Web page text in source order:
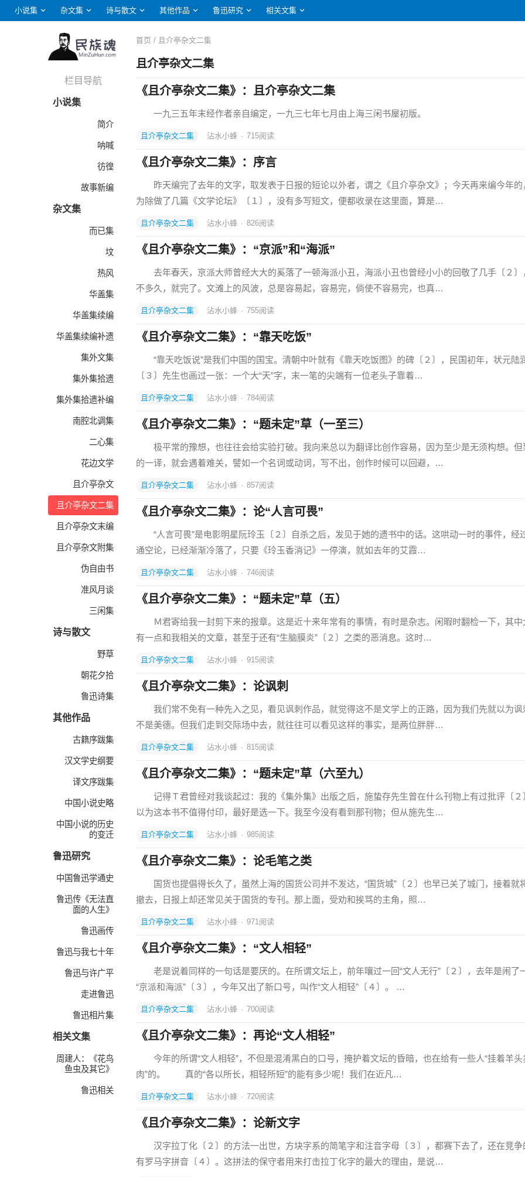
小说集 杂文集 诗与散文 其他作品 鲁迅研究 相关文集
栏目导航
小说集
简介
呐喊
彷徨
故事新编
杂文集
而已集
坟
热风
华盖集
华盖集续编
华盖集续编补遗
集外文集
集外集拾遗
集外集拾遗补编
南腔北调集
二心集
花边文学
且介亭杂文
且介亭杂文二集
且介亭杂文末编
且介亭杂文附集
伪自由书
准风月谈
三闲集
诗与散文
野草
朝花夕拾
鲁迅诗集
其他作品
古籍序跋集
汉文学史纲要
译文序跋集
中国小说史略
中国小说的历史
的变迁
鲁迅研究
中国鲁迅学通史
鲁迅传《无法直
面的人生》
鲁迅画传
鲁迅与我七十年
鲁迅与许广平
走进鲁迅
鲁迅相片集
相关文集
周建人：《花鸟
鱼虫及其它》
鲁迅相关
首页 / 且介亭杂文二集
且介亭杂文二集
《且介亭杂文二集》：且介亭杂文二集
一九三五年末经作者亲自编定，一九三七年七月由上海三闲书屋初版。
且介亭杂文二集 沾水小蜂 · 715阅读
《且介亭杂文二集》：序言
昨天编完了去年的文字，取发表于日报的短论以外者，谓之《且介亭杂文》；今天再来编今年的
为除做了几篇《文学论坛》〔１〕，没有多写短文，便都收录在这里面，算是…
且介亭杂文二集 沾水小蜂 · 826阅读
《且介亭杂文二集》：“京派”和“海派”
去年春天，京派大师曾经大大的奚落了一顿海派小丑，海派小丑也曾经小小的回敬了几手〔２〕
不多久，就完了。文滩上的风波，总是容易起，容易完，倘使不容易完，也真…
且介亭杂文二集 沾水小蜂 · 755阅读
《且介亭杂文二集》：“靠天吃饭”
“靠天吃饭说”是我们中国的国宝。清朝中叶就有《靠天吃饭图》的碑〔２〕，民国初年，状元陆
〔３〕先生也画过一张：一个大“天”字，末一笔的尖端有一位老头子靠着…
且介亭杂文二集 沾水小蜂 · 784阅读
《且介亭杂文二集》：“题未定”草（一至三）
极平常的豫想，也往往会给实验打破。我向来总以为翻译比创作容易，因为至少是无须构想。但
的一译，就会遇着难关，譬如一个名词或动词，写不出，创作时候可以回避，…
且介亭杂文二集 沾水小蜂 · 857阅读
《且介亭杂文二集》：论“人言可畏”
“人言可畏”是电影明星阮玲玉〔２〕自杀之后，发见于她的遗书中的话。这哄动一时的事件，经
通空论，已经渐渐冷落了，只要《玲玉香消记》一停演，就如去年的艾霞…
且介亭杂文二集 沾水小蜂 · 746阅读
《且介亭杂文二集》：“题未定”草（五）
Ｍ君寄给我一封剪下来的报章。这是近十来年常有的事情，有时是杂志。闲暇时翻检一下，其中
有一点和我相关的文章，甚至于还有“生脑膜炎”〔２〕之类的恶消息。这时…
且介亭杂文二集 沾水小蜂 · 915阅读
《且介亭杂文二集》：论讽刺
我们常不免有一种先入之见，看见讽刺作品，就觉得这不是文学上的正路，因为我们先就以为讽
不是美德。但我们走到交际场中去，就往往可以看见这样的事实，是两位胖胖…
且介亭杂文二集 沾水小蜂 · 815阅读
《且介亭杂文二集》：“题未定”草（六至九）
记得Ｔ君曾经对我谈起过：我的《集外集》出版之后，施蛰存先生曾在什么刊物上有过批评〔２
以为这本书不值得付印，最好是选一下。我至今没有看到那刊物；但从施先生…
且介亭杂文二集 沾水小蜂 · 985阅读
《且介亭杂文二集》：论毛笔之类
国货也提倡得长久了，虽然上海的国货公司并不发达，“国货城”〔２〕也早已关了城门，接着就
撤去，日报上却还常见关于国货的专刊。那上面，受劝和挨骂的主角，照…
且介亭杂文二集 沾水小蜂 · 971阅读
《且介亭杂文二集》：“文人相轻”
老是说着同样的一句话是要厌的。在所谓文坛上，前年嚷过一回“文人无行”〔２〕，去年是闹了
“京派和海派”〔３〕，今年又出了新口号，叫作“文人相轻”〔４〕。 …
且介亭杂文二集 沾水小蜂 · 700阅读
《且介亭杂文二集》：再论“文人相轻”
今年的所谓“文人相轻”，不但是混淆黑白的口号，掩护着文坛的昏暗，也在给有一些人“挂着羊头
肉”的。 真的“各以所长，相轻所短”的能有多少呢！我们在近凡…
且介亭杂文二集 沾水小蜂 · 720阅读
《且介亭杂文二集》：论新文字
汉字拉丁化〔２〕的方法一出世，方块字系的简笔字和注音字母〔３〕，都赛下去了，还在竞争
有罗马字拼音〔４〕。这拼法的保守者用来打击拉丁化字的最大的理由，是说…